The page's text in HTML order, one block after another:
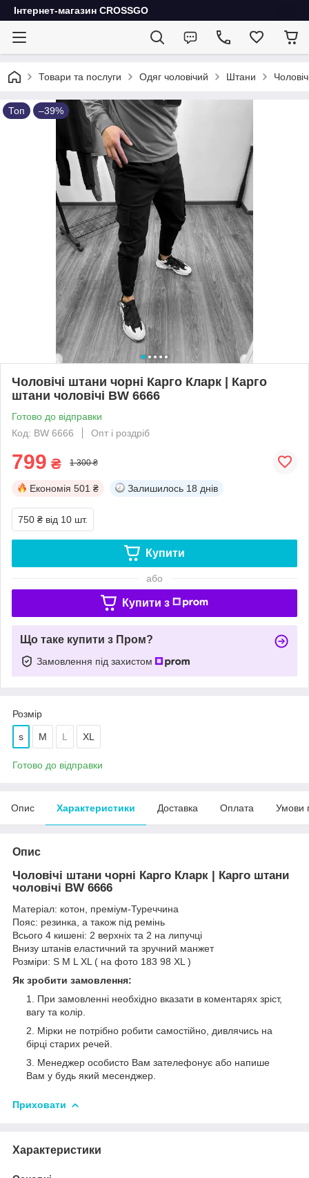
Інтернет-магазин CROSSGO
Товари та послуги Одяг чоловічий Штани
Топ –39%
Чоловічі штани чорні Карго Кларк | Карго
штани чоловічі BW 6666
Готово до відправки
Код: BW 6666
Опт і роздріб
799 ₴ 1 300 ₴
Економія 501 ₴ Залишилось 18 днів
750 ₴ від 10 шт.
Купити
або
Купити з
Що таке купити з Пром?
Замовлення під захистом
Розмір
s M L XL
Готово до відправки
Опис Характеристики Доставка Оплата Умови
Опис
Чоловічі штани чорні Карго Кларк | Карго штани
чоловічі BW 6666
Матеріал: котон, преміум-Туреччина
Пояс: резинка, а також під ремінь
Всього 4 кишені: 2 верхніх та 2 на липучці
Внизу штанів еластичний та зручний манжет
Розміри: S M L XL ( на фото 183 98 XL )
Як зробити замовлення:
При замовленні необхідно вказати в коментарях зріст,
вагу та колір.
Мірки не потрібно робити самостійно, дивлячись на
бірці старих речей.
Менеджер особисто Вам зателефонує або напише
Вам у будь який месенджер.
Приховати
Характеристики